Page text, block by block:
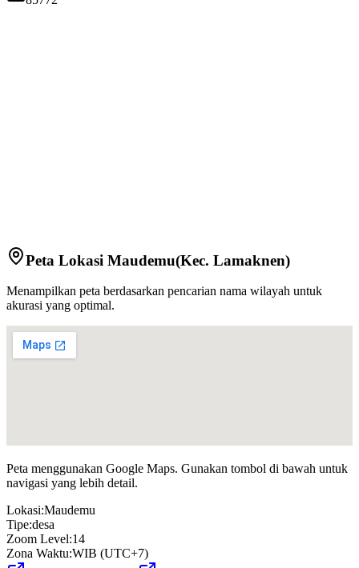
Peta Lokasi Maudemu(Kec. Lamaknen)
Menampilkan peta berdasarkan pencarian nama wilayah untuk
akurasi yang optimal.
Peta menggunakan Google Maps. Gunakan tombol di bawah untuk
navigasi yang lebih detail.
Lokasi:Maudemu
Tipe:desa
Zoom Level:14
Zona Waktu:WIB (UTC+7)